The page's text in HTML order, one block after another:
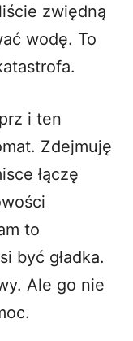
zwiędną
wodę. To
i ten
Zdejmuję
łączę
to
być gładka.
Ale go nie